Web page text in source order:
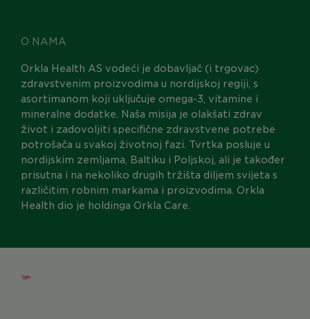
O NAMA
Orkla Health AS vodeći je dobavljač (i trgovac)
zdravstvenim proizvodima u nordijskoj regiji, s
asortimanom koji uključuje omega-3, vitamine i
mineralne dodatke. Naša misija je olakšati zdrav
život i zadovoljiti specifične zdravstvene potrebe
potrošača u svakoj životnoj fazi. Tvrtka posluje u
nordijskim zemljama, Baltiku i Poljskoj, ali je također
prisutna i na nekoliko drugih tržišta diljem svijeta s
različitim robnim markama i proizvodima. Orkla
Health dio je holdinga Orkla Care.